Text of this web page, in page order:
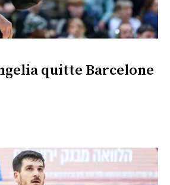
quitte Barcelone